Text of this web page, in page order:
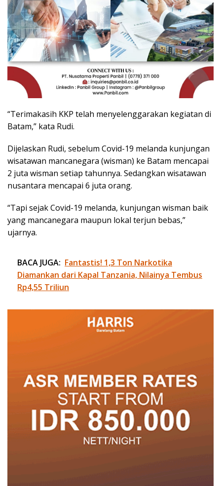
“Terimakasih KKP telah menyelenggarakan kegiatan di
Batam,” kata Rudi.
Dijelaskan Rudi, sebelum Covid-19 melanda kunjungan
wisatawan mancanegara (wisman) ke Batam mencapai
2 juta wisman setiap tahunnya. Sedangkan wisatawan
nusantara mencapai 6 juta orang.
“Tapi sejak Covid-19 melanda, kunjungan wisman baik
yang mancanegara maupun lokal terjun bebas,”
ujarnya.
BACA JUGA: Fantastis! 1,3 Ton Narkotika
Diamankan dari Kapal Tanzania, Nilainya Tembus
Rp4,55 Triliun